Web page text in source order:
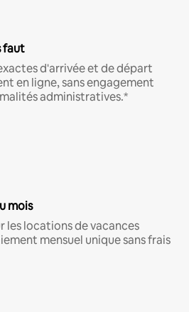
faut
d'arrivée et de départ
en ligne, sans engagement
administratives.*
mois
les locations de vacances
mensuel unique sans frais